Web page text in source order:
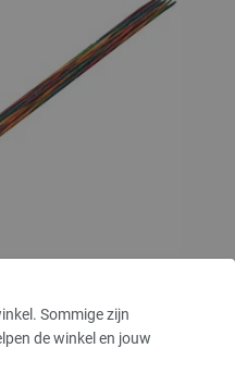
Sommige zijn
de winkel en jouw
Hout Multicolor dikte